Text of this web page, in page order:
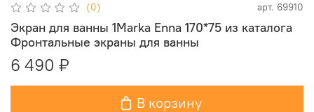
(0) арт. 69910
Экран для ванны 1Marka Enna 170*75 из каталога
Фронтальные экраны для ванны
6 490 ₽
В корзину